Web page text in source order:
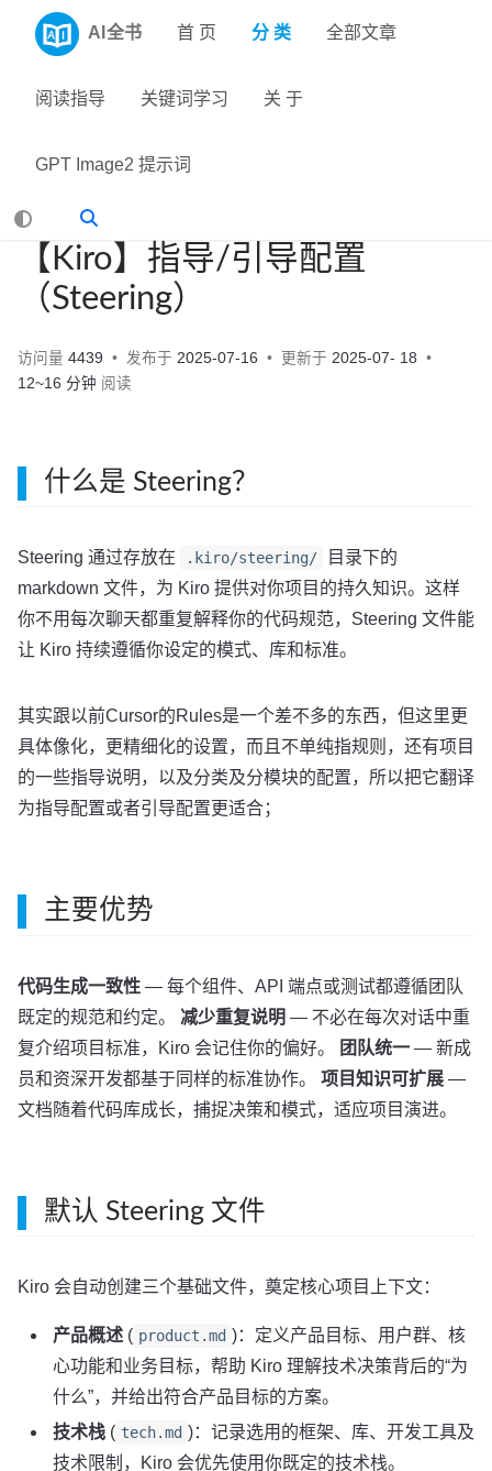
AI全书 首 页 分 类 全部文章
阅读指导 关键词学习 关 于
GPT Image2 提示词
【Kiro】指导/引导配置
（Steering）
访问量 4439 发布于 2025-07-16 更新于 2025-07- 18
12~16 分钟 阅读
什么是 Steering？
Steering 通过存放在 .kiro/steering/
目录下的
markdown 文件，为 Kiro 提供对你项目的持久知识。这样
你不用每次聊天都重复解释你的代码规范，Steering 文件能
让 Kiro 持续遵循你设定的模式、库和标准。
其实跟以前Cursor的Rules是一个差不多的东西，但这里更
具体像化，更精细化的设置，而且不单纯指规则，还有项目
的一些指导说明，以及分类及分模块的配置，所以把它翻译
为指导配置或者引导配置更适合；
主要优势
代码生成一致性 — 每个组件、API 端点或测试都遵循团队
既定的规范和约定。 减少重复说明 — 不必在每次对话中重
复介绍项目标准，Kiro 会记住你的偏好。
团队统一 — 新成
员和资深开发都基于同样的标准协作。 项目知识可扩展 —
文档随着代码库成长，捕捉决策和模式，适应项目演进。
默认 Steering 文件
Kiro 会自动创建三个基础文件，奠定核心项目上下文：
产品概述 ( product.md )：定义产品目标、用户群、核
心功能和业务目标，帮助 Kiro 理解技术决策背后的“为
什么”，并给出符合产品目标的方案。
技术栈 ( tech.md )：记录选用的框架、库、开发工具及
技术限制，Kiro 会优先使用你既定的技术栈。